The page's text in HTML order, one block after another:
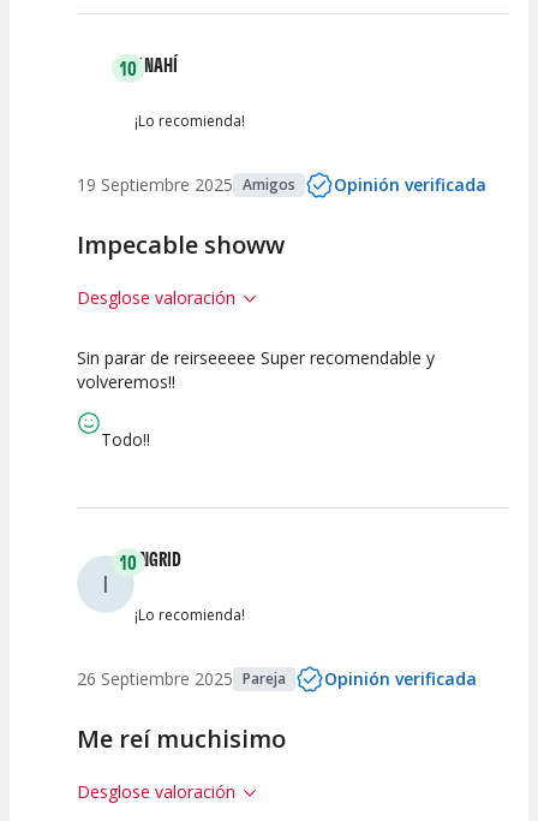
10ANAHÍ
¡Lo recomienda!
19 Septiembre 2025 Amigos Opinión verificada
Impecable showw
Desglose valoración
10
Espectáculo
10 10
Sin parar de reirseeeee Super recomendable y
volveremos!!
Todo!!
I
10INGRID
¡Lo recomienda!
26 Septiembre 2025 Pareja Opinión verificada
Me reí muchisimo
Desglose valoración